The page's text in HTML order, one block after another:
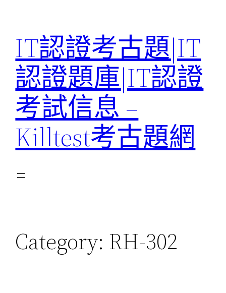
content
IT認證考古題|IT
認證題庫|IT認證
考試信息 –
Killtest考古題網
Category: RH-302